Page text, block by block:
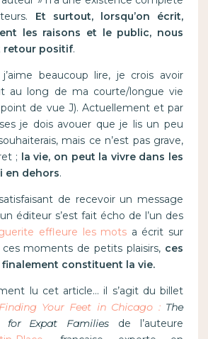
Et surtout, lorsqu’on écrit,
les raisons et le public, nous
retour positif.
j’aime beaucoup lire, je crois avoir
au long de ma courte/longue vie
de vue J). Actuellement et par
je dois avouer que je lis un peu
mais ce n’est pas grave,
;
la vie, on peut la vivre dans les
en dehors.
de recevoir un message
éditeur s’est fait écho de l’un des
effleure les mots a écrit sur
moments de petits plaisirs, ces
constituent la vie.
lu cet article… il s’agit du billet
Finding Your Feet in Chicago : The
for Expat Families
de
l’auteure